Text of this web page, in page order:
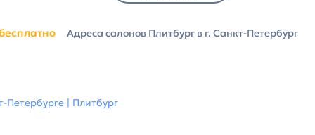
Адреса салонов Плитбург в г. Санкт-Петербург
| Плитбург